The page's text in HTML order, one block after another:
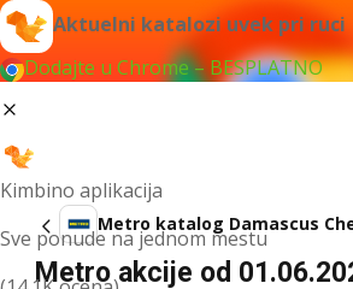
Aktuelni katalozi uvek pri ruci
Dodajte u Chrome – BESPLATNO
Kimbino aplikacija
Sve ponude na jednom mestu
Metro katalog Damascus
Metro akcije od